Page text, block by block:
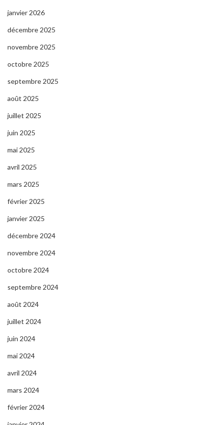
janvier 2026
décembre 2025
novembre 2025
octobre 2025
septembre 2025
août 2025
juillet 2025
juin 2025
mai 2025
avril 2025
mars 2025
février 2025
janvier 2025
décembre 2024
novembre 2024
octobre 2024
septembre 2024
août 2024
juillet 2024
juin 2024
mai 2024
avril 2024
mars 2024
février 2024